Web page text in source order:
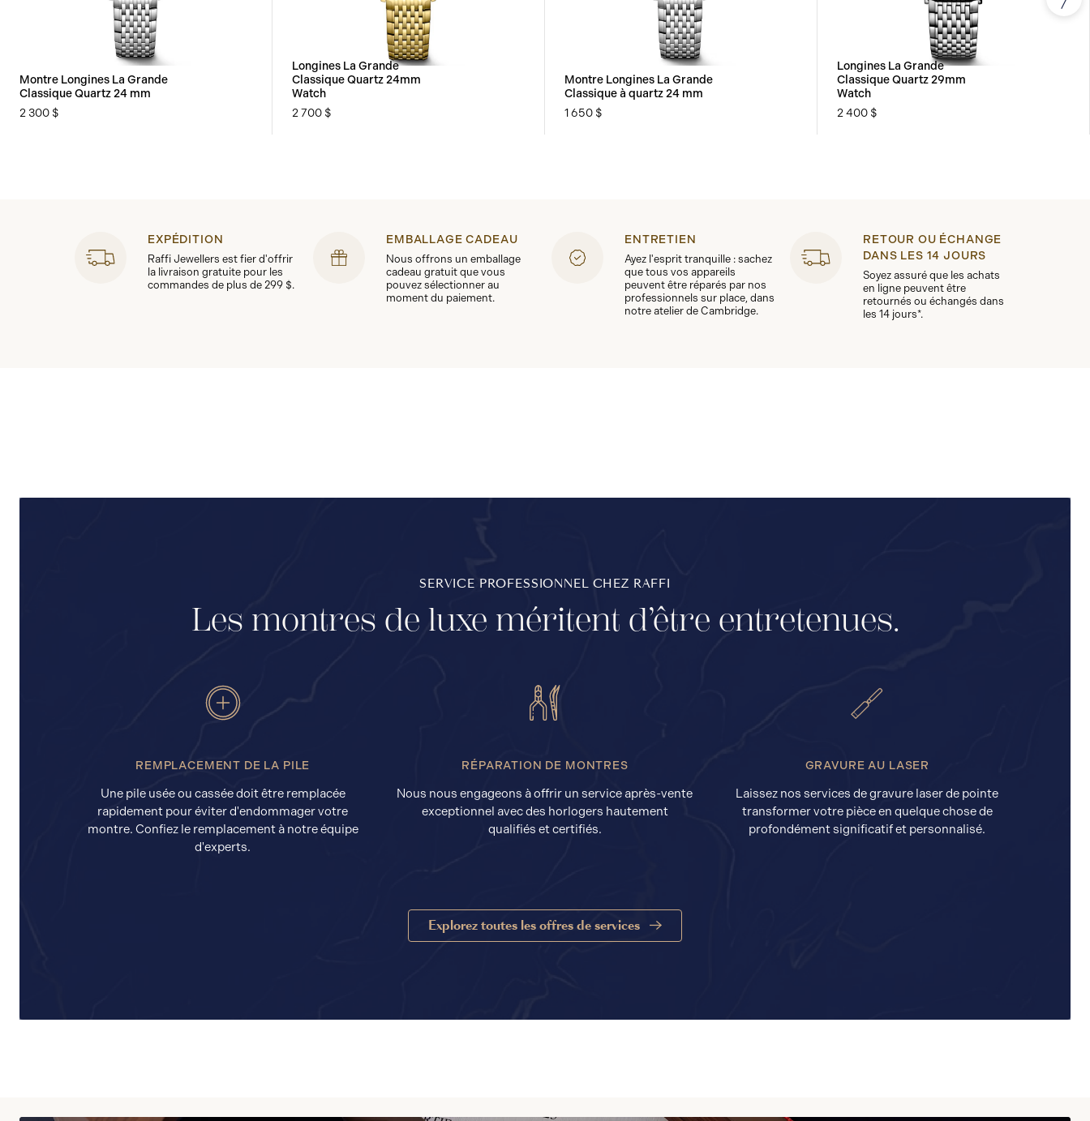
Montre Longines La Grande
Classique Quartz 24 mm
2 300 $
Longines La Grande
Classique Quartz 24mm
Watch
2 700 $
Montre Longines La Grande
Classique à quartz 24 mm
1 650 $
Longines La Grande
Classique Quartz 29mm
Watch
2 400 $
EXPÉDITION
Raffi Jewellers est fier d'offrir
la livraison gratuite pour les
commandes de plus de 299 $.
EMBALLAGE CADEAU
Nous offrons un emballage
cadeau gratuit que vous
pouvez sélectionner au
moment du paiement.
ENTRETIEN
Ayez l'esprit tranquille : sachez
que tous vos appareils
peuvent être réparés par nos
professionnels sur place, dans
notre atelier de Cambridge.
RETOUR OU ÉCHANGE
DANS LES 14 JOURS
Soyez assuré que les achats
en ligne peuvent être
retournés ou échangés dans
les 14 jours*.
SERVICE PROFESSIONNEL CHEZ RAFFI
Les montres de luxe méritent d’être entretenues.
REMPLACEMENT DE LA PILE
Une pile usée ou cassée doit être remplacée
rapidement pour éviter d'endommager votre
montre. Confiez le remplacement à notre équipe
d'experts.
RÉPARATION DE MONTRES
Nous nous engageons à offrir un service après-vente
exceptionnel avec des horlogers hautement
qualifiés et certifiés.
GRAVURE AU LASER
Laissez nos services de gravure laser de pointe
transformer votre pièce en quelque chose de
profondément significatif et personnalisé.
Explorez toutes les offres de services